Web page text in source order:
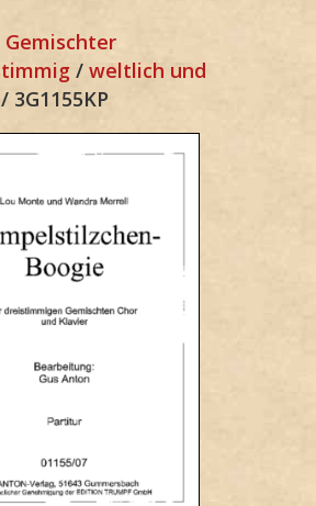
Gemischter
/ weltlich und
/ 3G1155KP